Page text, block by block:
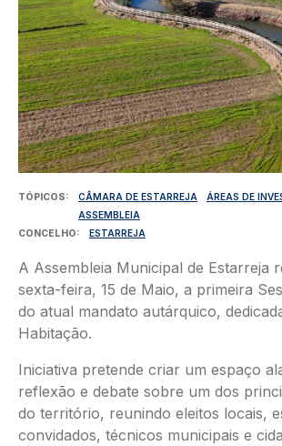
TÓPICOS CÂMARA DE ESTARREJA
ÁREAS DE
ASSEMBLEIA
CONCELHO
ESTARREJA
A Assembleia Municipal de Estarreja
sexta-feira, 15 de Maio, a primeira
do atual mandato autárquico,
Habitação.
Iniciativa pretende criar um espaço
reflexão e debate sobre um dos
do território, reunindo eleitos locais,
convidados, técnicos municipais e